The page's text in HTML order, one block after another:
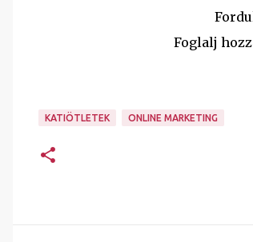
Foglalj
KATIÖTLETEK ONLINE MARKETING